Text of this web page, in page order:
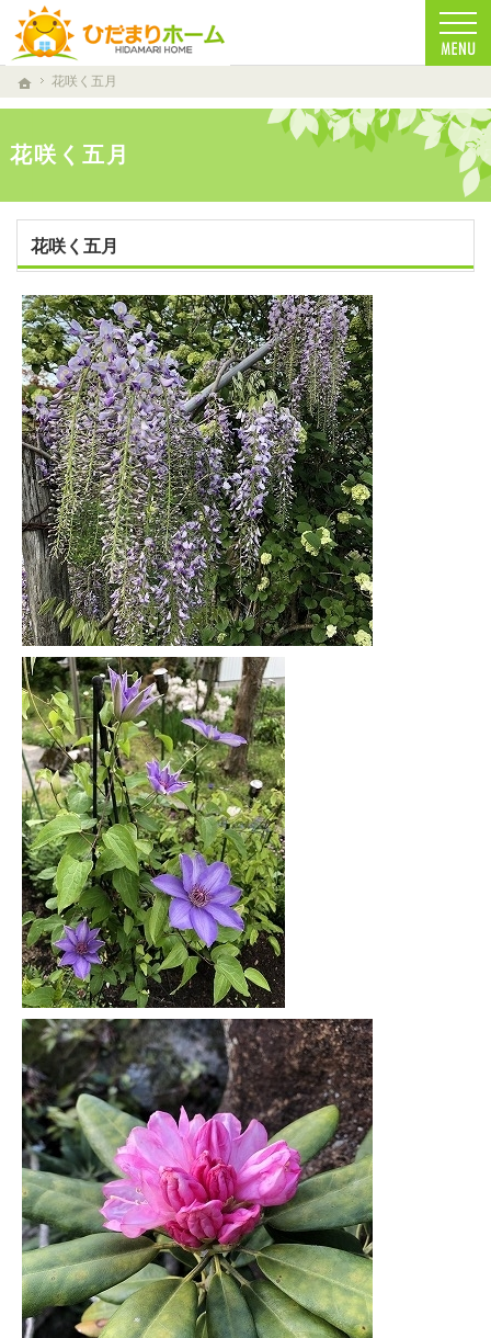
ホーム
花咲く五月
花咲く五月
一生に一度の家づくり。注文住宅（仁多郡・雲南市・松江市）の工務店なら安心・信頼の
注文住宅（仁多郡・雲南市・松江市）の工務店なら当店で家づくり
花咲く五月